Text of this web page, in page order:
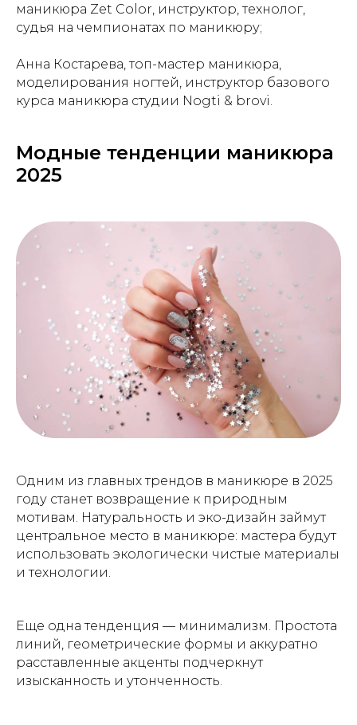
маникюра Zet Color, инструктор, технолог,
судья на чемпионатах по маникюру;
Анна Костарева, топ-мастер маникюра,
моделирования ногтей, инструктор базового
курса маникюра студии Nogti & brovi.
Модные тенденции маникюра
2025
Одним из главных трендов в маникюре в 2025
году станет возвращение к природным
мотивам. Натуральность и эко-дизайн займут
центральное место в маникюре: мастера будут
использовать экологически чистые материалы
и технологии.
Еще одна тенденция — минимализм. Простота
линий, геометрические формы и аккуратно
расставленные акценты подчеркнут
изысканность и утонченность.